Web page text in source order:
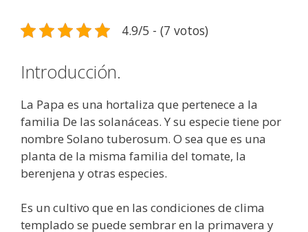
4.9/5 - (7 votos)
Introducción.
La Papa es una hortaliza que pertenece a la
familia De las solanáceas. Y su especie tiene por
nombre Solano tuberosum. O sea que es una
planta de la misma familia del tomate, la
berenjena y otras especies.
Es un cultivo que en las condiciones de clima
templado se puede sembrar en la primavera y